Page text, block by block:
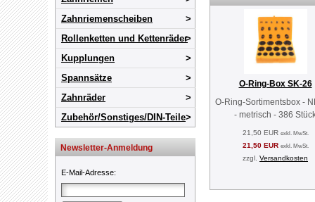
Zahnriemenscheiben
Rollenketten und Kettenräder
Kupplungen
Spannsätze
Zahnräder
Zubehör/Sonstiges/DIN-Teile
Newsletter-Anmeldung
E-Mail-Adresse:
O-Ring-Box SK-26
O-Ring-Sortimentsbox -
- metrisch - 386
21,50 EUR exkl. MwSt.
21,50 EUR exkl. MwSt.
zzgl. Versandkosten